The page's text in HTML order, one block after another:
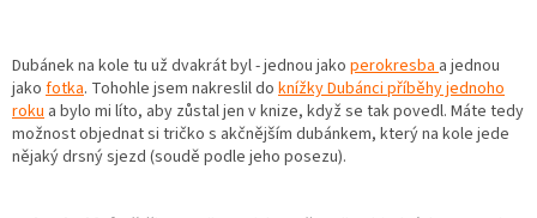
Dubánek na kole tu už dvakrát byl - jednou jako perokresbaa jednou
jako fotka. Tohohle jsem nakreslil do knížky Dubánci příběhy jednoho
roku a bylo mi líto, aby zůstal jen v knize, když se tak povedl. Máte tedy
možnost objednat si tričko s akčnějším dubánkem, který na kole jede
nějaký drsný sjezd (soudě podle jeho posezu).